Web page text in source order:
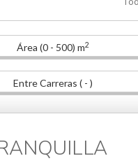
Área (0 - 500) m2
Entre Carreras ( - )